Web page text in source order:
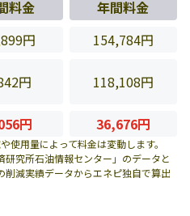
料金
年間料金
円
154,784円
円 118,108円
円 36,676円
用量によって料金は変動します。
究所石油情報センター」のデータと
減実績データからエネピ独自で算出